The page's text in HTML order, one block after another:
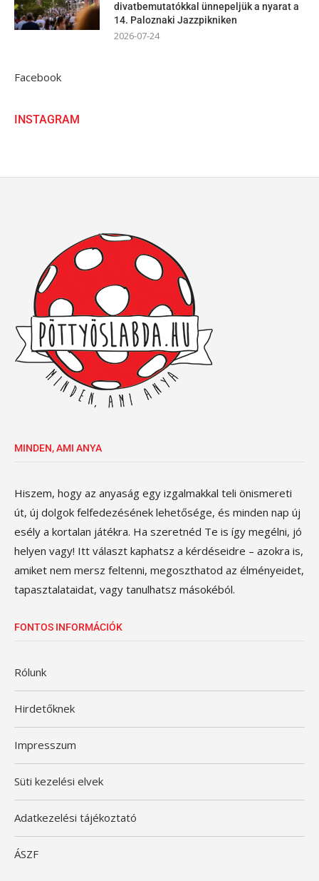
divatbemutatókkal ünnepeljük a nyarat a
14. Paloznaki Jazzpikniken
2026-07-24
Facebook
INSTAGRAM
MINDEN, AMI ANYA
Hiszem, hogy az anyaság egy izgalmakkal teli önismereti
út, új dolgok felfedezésének lehetősége, és minden nap új
esély a kortalan játékra. Ha szeretnéd Te is így megélni, jó
helyen vagy! Itt választ kaphatsz a kérdéseidre – azokra is,
amiket nem mersz feltenni, megoszthatod az élményeidet,
tapasztalataidat, vagy tanulhatsz másokéból.
FONTOS INFORMÁCIÓK
Rólunk
Hirdetőknek
Impresszum
Süti kezelési elvek
Adatkezelési tájékoztató
ÁSZF